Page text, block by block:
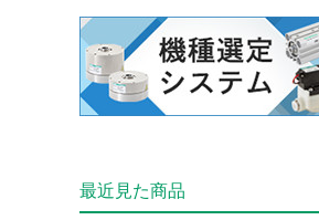
最近見た商品